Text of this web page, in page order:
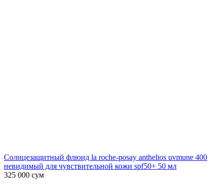
Солнцезащитный флюид la roche-posay anthelios uvmune 400
невидимый для чувствительной кожи spf50+ 50 мл
325 000 сум